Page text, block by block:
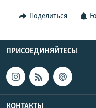
Поделиться
ПРИСОЕДИНЯЙТЕСЬ!